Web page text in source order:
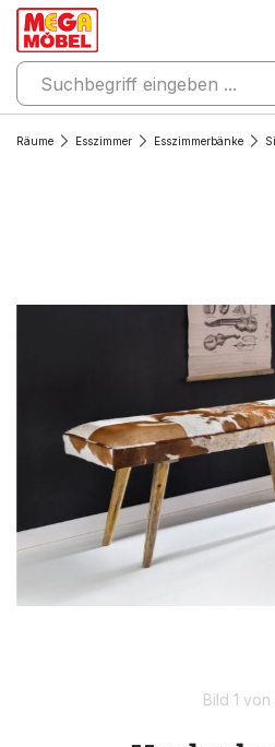
Räume Esszimmer Esszimmerbänke
Bild 1 von